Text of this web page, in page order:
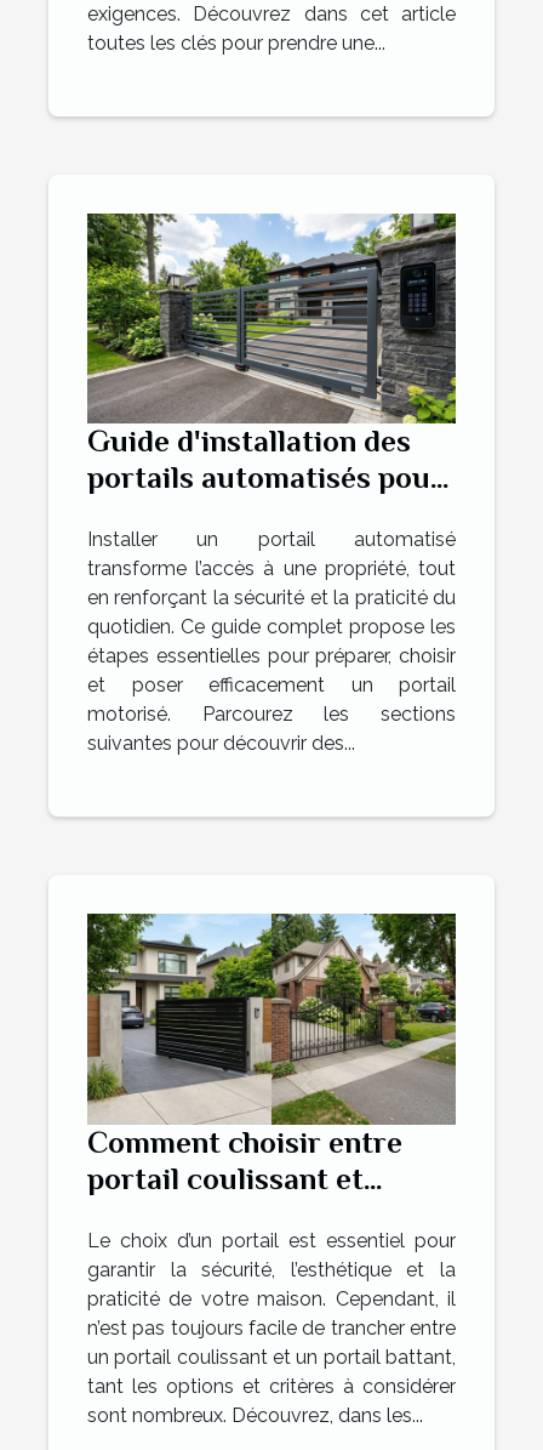
exigences. Découvrez dans cet article
toutes les clés pour prendre une...
Guide d'installation des
portails automatisés pour
Installer un portail automatisé
transforme l’accès à une propriété, tout
en renforçant la sécurité et la praticité du
quotidien. Ce guide complet propose les
étapes essentielles pour préparer, choisir
et poser efficacement un portail
motorisé. Parcourez les sections
suivantes pour découvrir des...
Comment choisir entre
portail coulissant et
?
Le choix d’un portail est essentiel pour
garantir la sécurité, l’esthétique et la
praticité de votre maison. Cependant, il
n’est pas toujours facile de trancher entre
un portail coulissant et un portail battant,
tant les options et critères à considérer
sont nombreux. Découvrez, dans les...